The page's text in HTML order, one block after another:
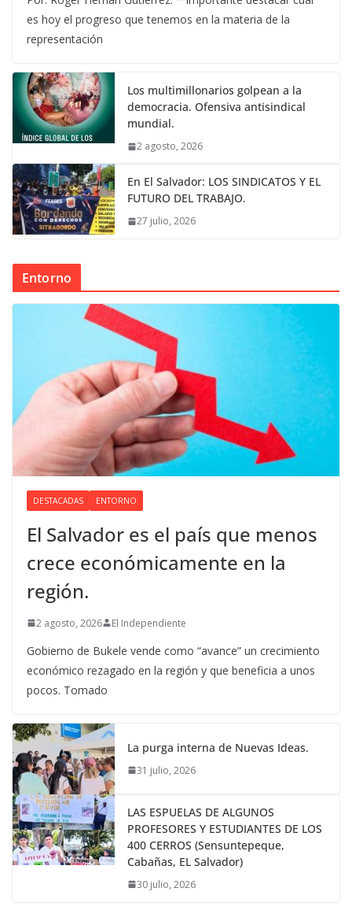
es hoy el progreso que tenemos en la materia de la
representación
Los multimillonarios golpean a la
democracia. Ofensiva antisindical
mundial.
2 agosto, 2026
En El Salvador: LOS SINDICATOS Y EL
FUTURO DEL TRABAJO.
27 julio, 2026
Entorno
DESTACADAS ENTORNO
El Salvador es el país que menos
crece económicamente en la
región.
2 agosto, 2026 El Independiente
Gobierno de Bukele vende como “avance” un crecimiento
económico rezagado en la región y que beneficia a unos
pocos. Tomado
La purga interna de Nuevas Ideas.
31 julio, 2026
LAS ESPUELAS DE ALGUNOS
PROFESORES Y ESTUDIANTES DE LOS
400 CERROS (Sensuntepeque,
Cabañas, EL Salvador)
30 julio, 2026